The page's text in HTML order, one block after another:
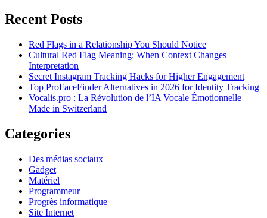
Recent Posts
Red Flags in a Relationship You Should Notice
Cultural Red Flag Meaning: When Context Changes
Interpretation
Secret Instagram Tracking Hacks for Higher Engagement
Top ProFaceFinder Alternatives in 2026 for Identity Tracking
Vocalis.pro : La Révolution de l’IA Vocale Émotionnelle
Made in Switzerland
Categories
Des médias sociaux
Gadget
Matériel
Programmeur
Progrès informatique
Site Internet